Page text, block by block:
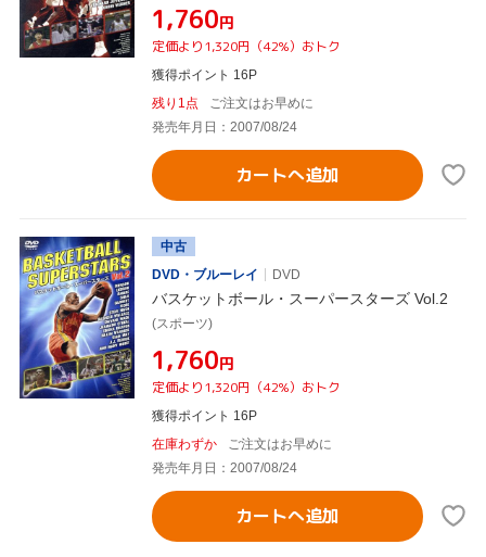
¥1,760円
定価より1,320円（42%）おトク
獲得ポイント 16P
残り1点
ご注文はお早めに
発売年月日：2007/08/24
カートへ追加
中古
DVD・ブルーレイ
DVD
バスケットボール・スーパースターズ Vol.2
(スポーツ)
¥1,760円
定価より1,320円（42%）おトク
獲得ポイント 16P
在庫わずか
ご注文はお早めに
発売年月日：2007/08/24
カートへ追加